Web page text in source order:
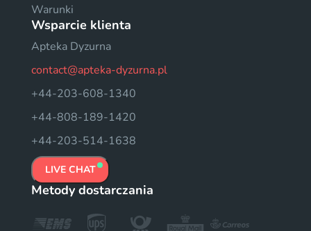
Warunki
Wsparcie klienta
Apteka Dyzurna
contact@apteka-dyzurna.pl
+44-203-608-1340
+44-808-189-1420
+44-203-514-1638
LIVE CHAT
Metody dostarczania